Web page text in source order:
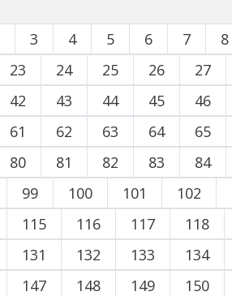
3 4 5 6 7 8
23 24 25 26 27
42 43 44 45 46
61 62 63 64 65
80 81 82 83 84
99 100 101 102
115 116 117 118
131 132 133 134
147 148 149 150